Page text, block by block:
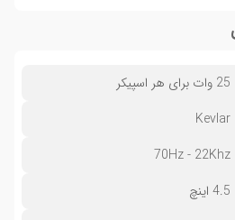
25 وات برای هر اسپیکر
Kevlar
70Hz - 22Khz
4.5 اینچ